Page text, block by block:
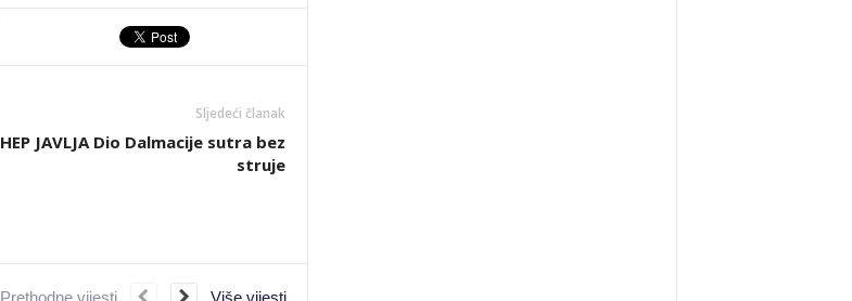
Sljedeći članak
HEP JAVLJA Dio Dalmacije sutra bez
struje